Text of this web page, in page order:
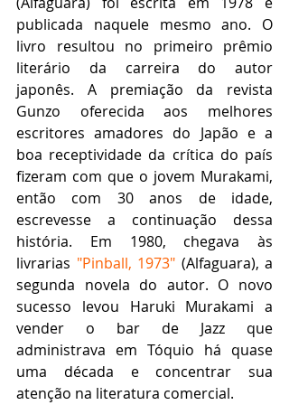
publicada naquele mesmo ano. O
livro resultou no primeiro prêmio
literário da carreira do autor
japonês. A premiação da revista
Gunzo oferecida aos melhores
escritores amadores do Japão e a
boa receptividade da crítica do país
fizeram com que o jovem Murakami,
então com 30 anos de idade,
escrevesse a continuação dessa
história. Em 1980, chegava às
livrarias "Pinball, 1973" (Alfaguara), a
segunda novela do autor. O novo
sucesso levou Haruki Murakami a
vender o bar de Jazz que
administrava em Tóquio há quase
uma década e concentrar sua
atenção na literatura comercial.